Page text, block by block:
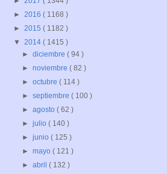
► 2016 ( 1168 )
► 2015 ( 1182 )
▼ 2014 ( 1415 )
►diciembre( 94 )
►noviembre( 82 )
►octubre( 114 )
►septiembre( 100 )
►agosto( 62 )
►julio( 140 )
►junio( 125 )
►mayo( 121 )
►abril( 132 )